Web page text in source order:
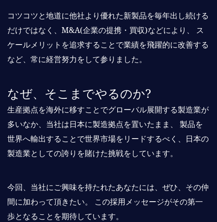
コツコツと地道に他社より優れた新製品を毎年出し続ける
だけではなく、M&A(企業の提携・買収)などにより、
ス
ケールメリットを追求することで業績を飛躍的に改善する
など、常に経営努力をして参りました。
なぜ、そこまでやるのか?
生産拠点を海外に移すことでグローバル展開する製造業が
多いなか、当社は日本に製造拠点を置いたまま、
製品を
世界へ輸出することで世界市場をリードするべく、日本の
製造業としての誇りを賭けた挑戦をしています。
今回、当社にご興味を持たれたあなたには、ぜひ、その仲
間に加わって頂きたい。
この採用メッセージがその第一
歩となることを期待しています。